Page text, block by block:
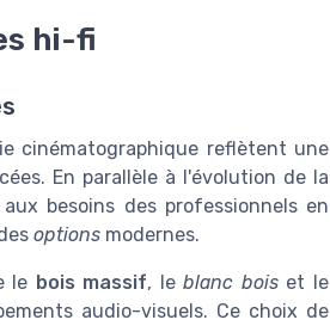
hi-fi
cinématographique reflètent une
En parallèle à l'évolution de la
besoins des professionnels en
options modernes.
le bois massif, leblanc boiset le
audio-visuels. Ce choix de